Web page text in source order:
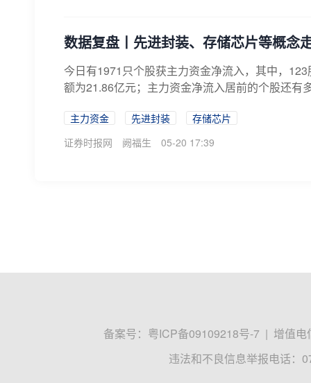
数据复盘丨先进封装、存储芯片等概念
今日有1971只个股获主力资金净流入，其中，
额为21.86亿元；主力资金净流入居前的个股还有
主力资金 先进封装
存储芯片
证券时报网
阙福生 05-20 17:39
备案号： 粤ICP备09109218号-7 | 增值电
违法和不良信息举报电话：